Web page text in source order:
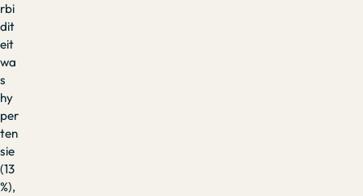
rbi
dit
eit
wa
s
hy
per
ten
sie
(13
%),